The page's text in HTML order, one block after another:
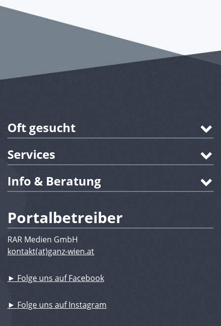
Oft gesucht
Services
Info & Beratung
Portalbetreiber
RAR Medien GmbH
kontakt(at)ganz-wien.at
► Folge uns auf Facebook
► Folge uns auf Instagram